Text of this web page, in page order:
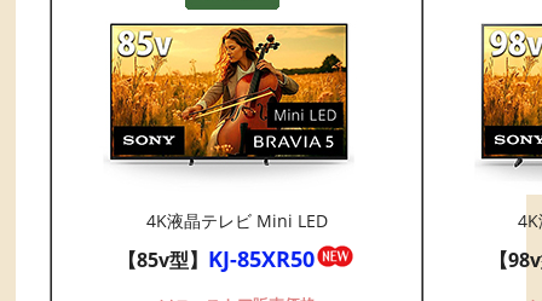
4K液晶テレビ Mini LED
【85v型】 KJ-85XR50 【